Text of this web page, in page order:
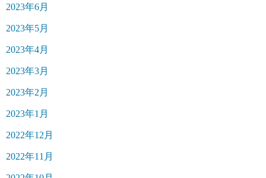
2023年6月
2023年5月
2023年4月
2023年3月
2023年2月
2023年1月
2022年12月
2022年11月